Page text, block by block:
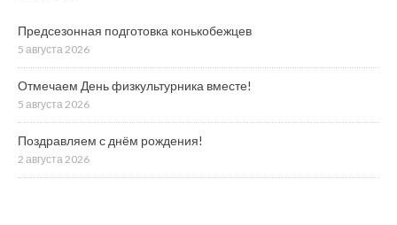
Предсезонная подготовка конькобежцев
5 августа 2026
Отмечаем День физкультурника вместе!
5 августа 2026
Поздравляем с днём рождения!
2 августа 2026